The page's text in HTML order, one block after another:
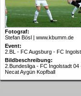
Fotograf:
Stefan Bösl | www.kbumm.de
Event:
2.BL - FC Augsburg - FC
Bildbeschreibung:
2.Bundesliga - FC Ingolstadt 04
Necat Aygün Kopfball